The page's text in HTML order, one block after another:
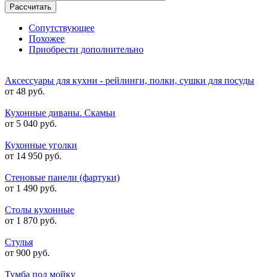
Рассчитать
Сопутствующее
Похожее
Приобрести дополнительно
Аксессуары для кухни - рейлинги, полки, сушки для посуды
от 48 руб.
Кухонные диваны. Скамьи
от 5 040 руб.
Кухонные уголки
от 14 950 руб.
Стеновые панели (фартуки)
от 1 490 руб.
Столы кухонные
от 1 870 руб.
Стулья
от 900 руб.
Тумба под мойку